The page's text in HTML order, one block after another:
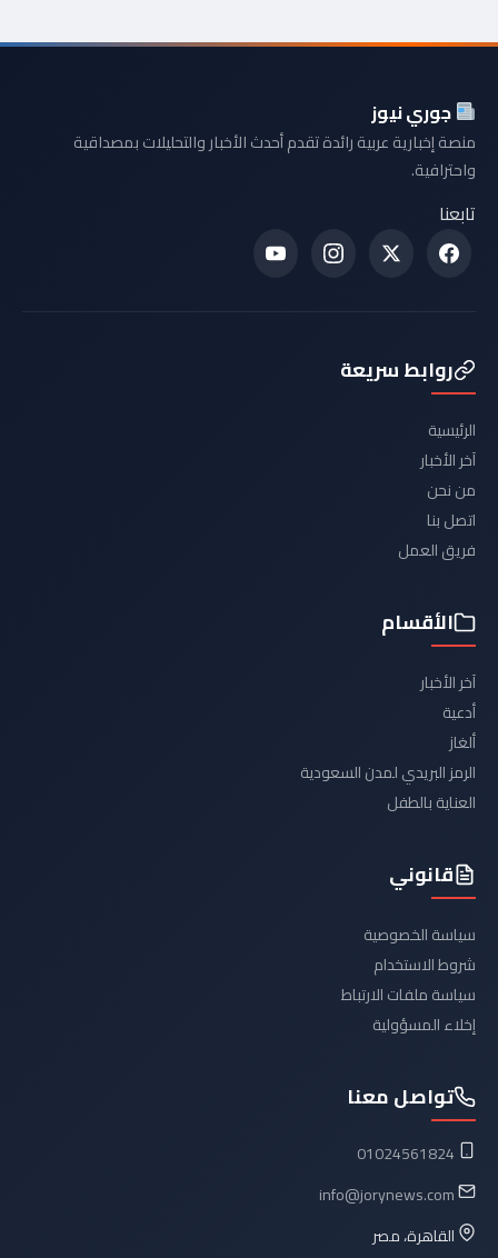
جوري نيوز
منصة إخبارية عربية رائدة تقدم أحدث الأخبار والتحليلات بمصداقية
واحترافية.
تابعنا
روابط سريعة
الرئيسية
آخر الأخبار
من نحن
اتصل بنا
فريق العمل
الأقسام
آخر الأخبار
أدعية
ألغاز
الرمز البريدي لمدن السعودية
العناية بالطفل
قانوني
سياسة الخصوصية
شروط الاستخدام
سياسة ملفات الارتباط
إخلاء المسؤولية
تواصل معنا
01024561824
info@jorynews.com
القاهرة، مصر